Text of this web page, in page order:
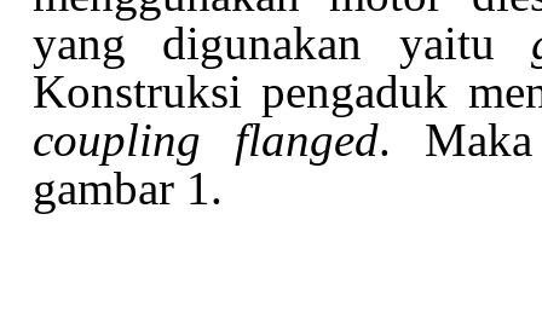
yang digunakan yaitu
Konstruksi pengaduk
coupling flanged. Maka
gambar 1.